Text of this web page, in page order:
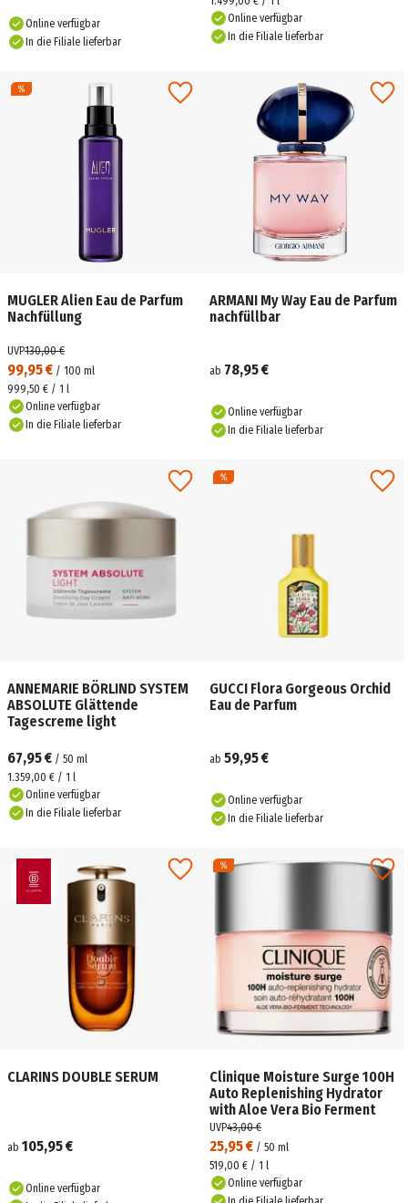
Online verfügbar
In die Filiale lieferbar
Online verfügbar
In die Filiale lieferbar
MUGLER Alien Eau de Parfum
Nachfüllung
99,95 € / 100 ml
UVP130,00 €
999,50 € / 1 l
Online verfügbar
In die Filiale lieferbar
ARMANI My Way Eau de Parfum
nachfüllbar
ab 78,95 €
Online verfügbar
In die Filiale lieferbar
ANNEMARIE BÖRLIND SYSTEM
ABSOLUTE Glättende
Tagescreme light
67,95 € / 50 ml
1.359,00 € / 1 l
Online verfügbar
In die Filiale lieferbar
GUCCI Flora Gorgeous Orchid
Eau de Parfum
ab 59,95 €
Online verfügbar
In die Filiale lieferbar
CLARINS DOUBLE SERUM
ab 105,95 €
Online verfügbar
Clinique Moisture Surge 100H
Auto Replenishing Hydrator
with Aloe Vera Bio Ferment
25,95 € / 50 ml
UVP43,00 €
519,00 € / 1 l
Online verfügbar